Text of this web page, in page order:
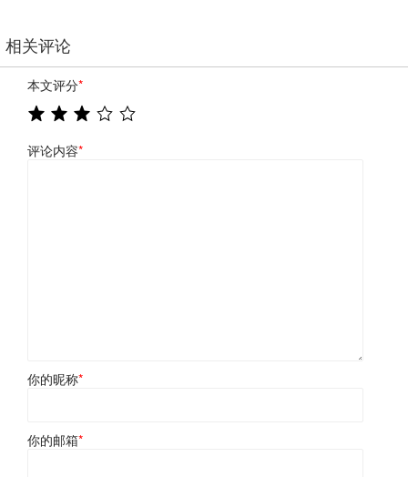
相关评论
本文评分*
评论内容*
你的昵称*
你的邮箱*